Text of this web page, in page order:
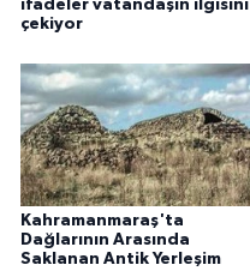
ifadeler vatandaşın ilgisini
çekiyor
Kahramanmaraş'ta
Dağlarının Arasında
Saklanan Antik Yerleşim